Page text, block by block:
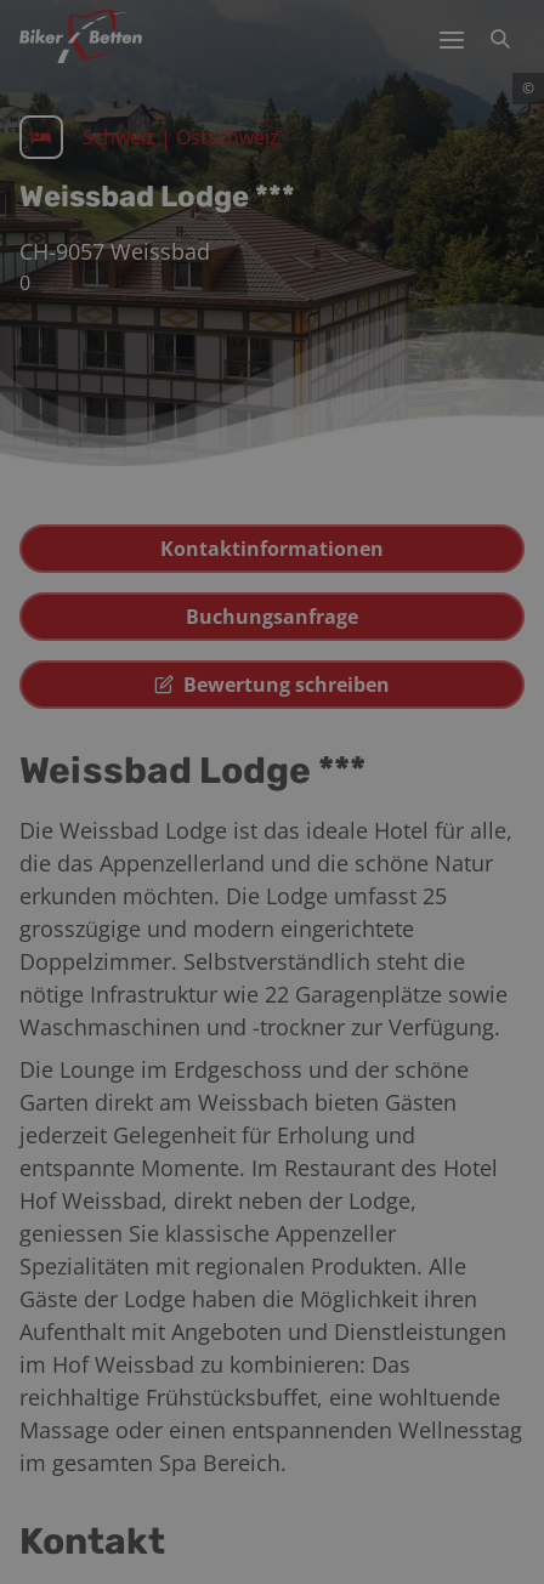
©
Schweiz | Ostschweiz
Weissbad Lodge ***
CH-9057Weissbad
0
Kontaktinformationen
Buchungsanfrage
Bewertung schreiben
Weissbad Lodge ***
Die Weissbad Lodge ist das ideale Hotel für alle,
die das Appenzellerland und die schöne Natur
erkunden möchten. Die Lodge umfasst 25
grosszügige und modern eingerichtete
Doppelzimmer. Selbstverständlich steht die
nötige Infrastruktur wie 22 Garagenplätze sowie
Waschmaschinen und -trockner zur Verfügung.
Die Lounge im Erdgeschoss und der schöne
Garten direkt am Weissbach bieten Gästen
jederzeit Gelegenheit für Erholung und
entspannte Momente. Im Restaurant des Hotel
Hof Weissbad, direkt neben der Lodge,
geniessen Sie klassische Appenzeller
Spezialitäten mit regionalen Produkten. Alle
Gäste der Lodge haben die Möglichkeit ihren
Aufenthalt mit Angeboten und Dienstleistungen
im Hof Weissbad zu kombinieren: Das
reichhaltige Frühstücksbuffet, eine wohltuende
Massage oder einen entspannenden Wellnesstag
im gesamten Spa Bereich.
Kontakt